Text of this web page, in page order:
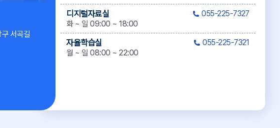
서곡길
디지털자료실
055-225-7327
화 ~ 일 09:00 ~ 18:00
자율학습실
055-225-7321
월 ~ 일 08:00 ~ 22:00